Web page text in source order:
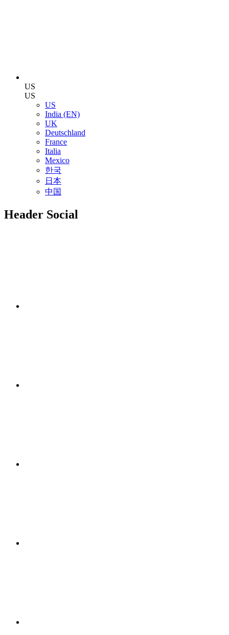
US
US
US
India (EN)
UK
Deutschland
France
Italia
Mexico
한국
日本
中国
Header Social